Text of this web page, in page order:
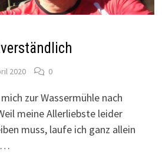
2020 0
zur Wassermühle nach
meine Allerliebste leider
muss, laufe ich ganz allein
…